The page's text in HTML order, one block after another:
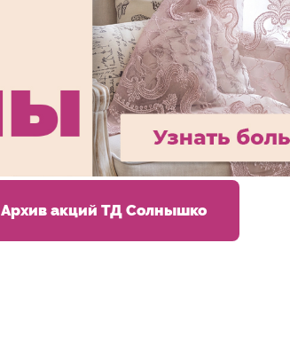
Архив акций ТД Солнышко